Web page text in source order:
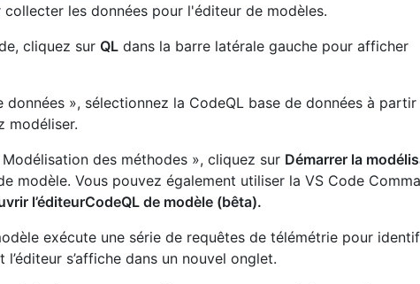
les données pour l'éditeur de modèles.
cliquez sur QL dans la barre latérale gauche pour afficher
données », sélectionnez la CodeQL base de données à
modéliser.
des méthodes », cliquez sur Démarrer la
modèle. Vous pouvez également utiliser la VS Code
l’éditeurCodeQL de modèle (bêta).
exécute une série de requêtes de télémétrie pour
l’éditeur s’affiche dans un nouvel onglet.